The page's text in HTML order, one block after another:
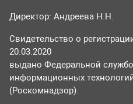
Директор: Андреева Н.Н.
Свидетельство о
20.03.2020
выдано Федеральной
информационных
(Роскомнадзор).